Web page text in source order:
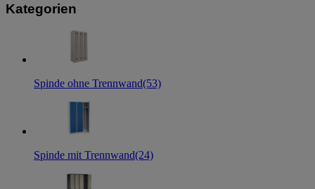
Kategorien
Spinde ohne Trennwand(53)
Spinde mit Trennwand(24)